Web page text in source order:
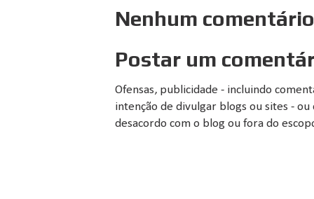
Nenhum
Postar um
Ofensas, publicidade - incluindo
intenção de divulgar blogs ou sites -
desacordo com o blog ou fora do